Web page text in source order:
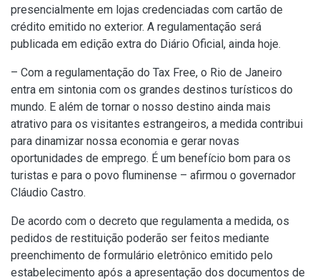
presencialmente em lojas credenciadas com cartão de
crédito emitido no exterior. A regulamentação será
publicada em edição extra do Diário Oficial, ainda hoje.
– Com a regulamentação do Tax Free, o Rio de Janeiro
entra em sintonia com os grandes destinos turísticos do
mundo. E além de tornar o nosso destino ainda mais
atrativo para os visitantes estrangeiros, a medida contribui
para dinamizar nossa economia e gerar novas
oportunidades de emprego. É um benefício bom para os
turistas e para o povo fluminense – afirmou o governador
Cláudio Castro.
De acordo com o decreto que regulamenta a medida, os
pedidos de restituição poderão ser feitos mediante
preenchimento de formulário eletrônico emitido pelo
estabelecimento após a apresentação dos documentos de